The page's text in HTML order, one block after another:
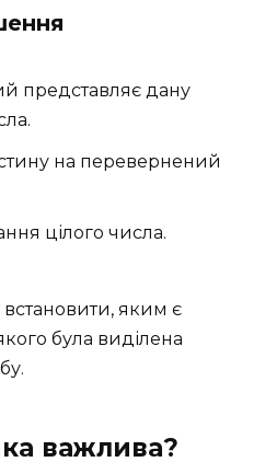
представляє дану
на перевернений
цілого числа.
яким є
була виділена
важлива?